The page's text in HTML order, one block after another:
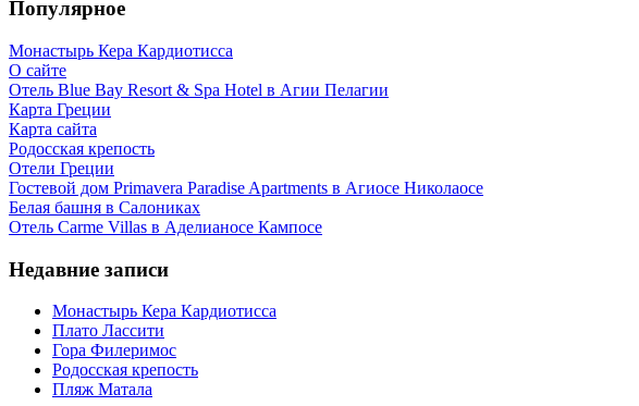
Популярное
Монастырь Кера Кардиотисса
О сайте
Отель Blue Bay Resort & Spa Hotel в Агии Пелагии
Карта Греции
Карта сайта
Родосская крепость
Отели Греции
Гостевой дом Primavera Paradise Apartments в Агиосе Николаосе
Белая башня в Салониках
Отель Carme Villas в Аделианосе Кампосе
Недавние записи
Монастырь Кера Кардиотисса
Плато Лассити
Гора Филеримос
Родосская крепость
Пляж Матала